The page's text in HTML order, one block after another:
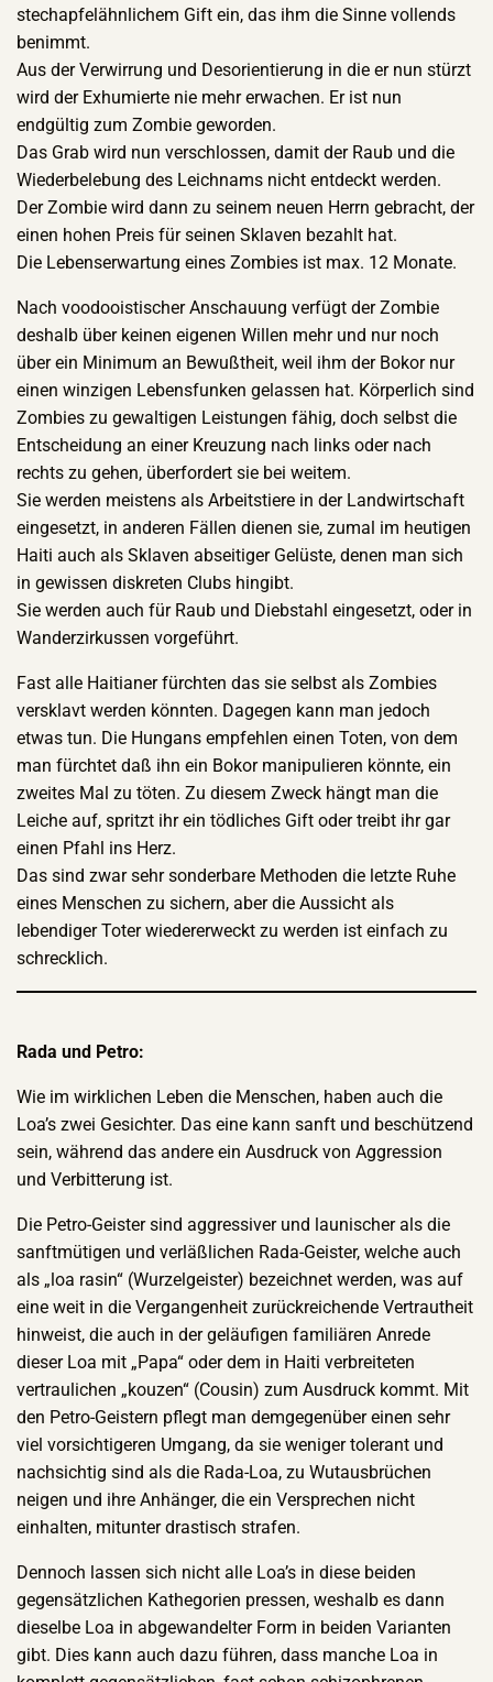
stechapfelähnlichem Gift ein, das ihm die Sinne vollends
benimmt.
Aus der Verwirrung und Desorientierung in die er nun stürzt
wird der Exhumierte nie mehr erwachen. Er ist nun
endgültig zum Zombie geworden.
Das Grab wird nun verschlossen, damit der Raub und die
Wiederbelebung des Leichnams nicht entdeckt werden.
Der Zombie wird dann zu seinem neuen Herrn gebracht, der
einen hohen Preis für seinen Sklaven bezahlt hat.
Die Lebenserwartung eines Zombies ist max. 12 Monate.
Nach voodooistischer Anschauung verfügt der Zombie
deshalb über keinen eigenen Willen mehr und nur noch
über ein Minimum an Bewußtheit, weil ihm der Bokor nur
einen winzigen Lebensfunken gelassen hat. Körperlich sind
Zombies zu gewaltigen Leistungen fähig, doch selbst die
Entscheidung an einer Kreuzung nach links oder nach
rechts zu gehen, überfordert sie bei weitem.
Sie werden meistens als Arbeitstiere in der Landwirtschaft
eingesetzt, in anderen Fällen dienen sie, zumal im heutigen
Haiti auch als Sklaven abseitiger Gelüste, denen man sich
in gewissen diskreten Clubs hingibt.
Sie werden auch für Raub und Diebstahl eingesetzt, oder in
Wanderzirkussen vorgeführt.
Fast alle Haitianer fürchten das sie selbst als Zombies
versklavt werden könnten. Dagegen kann man jedoch
etwas tun. Die Hungans empfehlen einen Toten, von dem
man fürchtet daß ihn ein Bokor manipulieren könnte, ein
zweites Mal zu töten. Zu diesem Zweck hängt man die
Leiche auf, spritzt ihr ein tödliches Gift oder treibt ihr gar
einen Pfahl ins Herz.
Das sind zwar sehr sonderbare Methoden die letzte Ruhe
eines Menschen zu sichern, aber die Aussicht als
lebendiger Toter wiedererweckt zu werden ist einfach zu
schrecklich.
Rada und Petro:
Wie im wirklichen Leben die Menschen, haben auch die
Loa’s zwei Gesichter. Das eine kann sanft und beschützend
sein, während das andere ein Ausdruck von Aggression
und Verbitterung ist.
Die Petro-Geister sind aggressiver und launischer als die
sanftmütigen und verläßlichen Rada-Geister, welche auch
als „loa rasin“ (Wurzelgeister) bezeichnet werden, was auf
eine weit in die Vergangenheit zurückreichende Vertrautheit
hinweist, die auch in der geläufigen familiären Anrede
dieser Loa mit „Papa“ oder dem in Haiti verbreiteten
vertraulichen „kouzen“ (Cousin) zum Ausdruck kommt. Mit
den Petro-Geistern pflegt man demgegenüber einen sehr
viel vorsichtigeren Umgang, da sie weniger tolerant und
nachsichtig sind als die Rada-Loa, zu Wutausbrüchen
neigen und ihre Anhänger, die ein Versprechen nicht
einhalten, mitunter drastisch strafen.
Dennoch lassen sich nicht alle Loa’s in diese beiden
gegensätzlichen Kathegorien pressen, weshalb es dann
dieselbe Loa in abgewandelter Form in beiden Varianten
gibt. Dies kann auch dazu führen, dass manche Loa in